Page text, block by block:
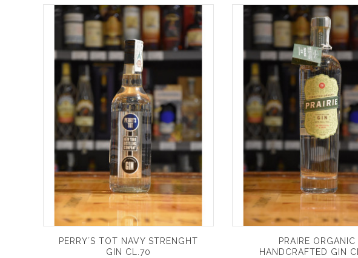
PERRY´S TOT NAVY STRENGHT
GIN CL.70
PRAIRE ORGANIC
HANDCRAFTED GIN